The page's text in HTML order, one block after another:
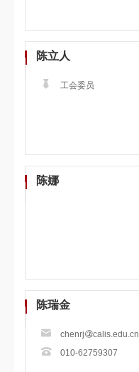
陈立人
工会委员
陈娜
陈瑞金
chenrj
calis.edu.cn
010-62759307